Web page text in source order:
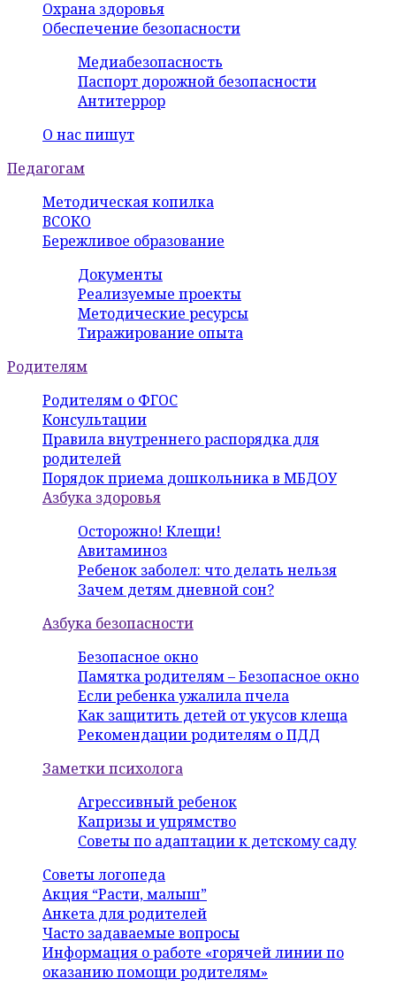
Охрана здоровья
Обеспечение безопасности
Медиабезопасность
Паспорт дорожной безопасности
Антитеррор
О нас пишут
Педагогам
Методическая копилка
ВСОКО
Бережливое образование
Документы
Реализуемые проекты
Методические ресурсы
Тиражирование опыта
Родителям
Родителям о ФГОС
Консультации
Правила внутреннего распорядка для
родителей
Порядок приема дошкольника в МБДОУ
Азбука здоровья
Осторожно! Клещи!
Авитаминоз
Ребенок заболел: что делать нельзя
Зачем детям дневной сон?
Азбука безопасности
Безопасное окно
Памятка родителям – Безопасное окно
Если ребенка ужалила пчела
Как защитить детей от укусов клеща
Рекомендации родителям о ПДД
Заметки психолога
Агрессивный ребенок
Капризы и упрямство
Советы по адаптации к детскому саду
Советы логопеда
Акция “Расти, малыш”
Анкета для родителей
Часто задаваемые вопросы
Информация о работе «горячей линии по
оказанию помощи родителям»